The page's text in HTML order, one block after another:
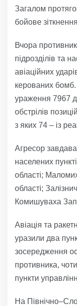
Загалом
бойове
Вчора
підрозділів та
авіаційних
керованих бомб.
ураження 7967
обстрілів
з яких 74 – із
Агресор
населених
області;
області;
Комишуваха
Авіація та
уразили два
зосередження
противника,
пункти
На